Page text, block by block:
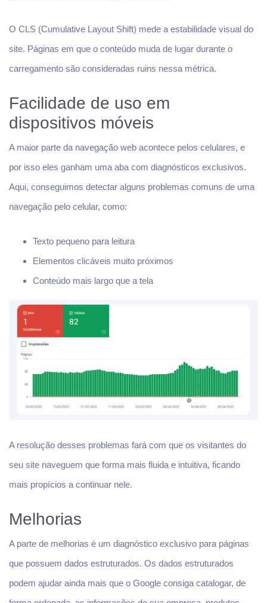
O CLS (Cumulative Layout Shift) mede a estabilidade visual do
site. Páginas em que o conteúdo muda de lugar durante o
carregamento são consideradas ruins nessa métrica.
Facilidade de uso em
dispositivos móveis
A maior parte da navegação web acontece pelos celulares, e
por isso eles ganham uma aba com diagnósticos exclusivos.
Aqui, conseguimos detectar alguns problemas comuns de uma
navegação pelo celular, como:
Texto pequeno para leitura
Elementos clicáveis muito próximos
Conteúdo mais largo que a tela
A resolução desses problemas fará com que os visitantes do
seu site naveguem que forma mais fluida e intuitiva, ficando
mais propícios a continuar nele.
Melhorias
A parte de melhorias é um diagnóstico exclusivo para páginas
que possuem dados estruturados. Os dados estruturados
podem ajudar ainda mais que o Google consiga catalogar, de